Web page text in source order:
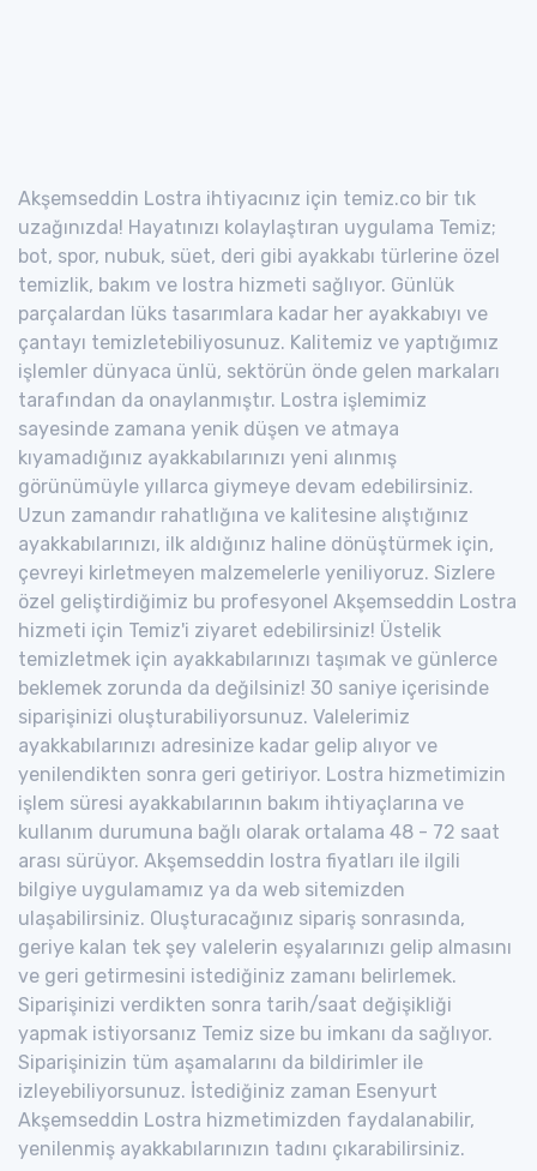
Akşemseddin Lostra ihtiyacınız için temiz.co bir tık
uzağınızda! Hayatınızı kolaylaştıran uygulama Temiz;
bot, spor, nubuk, süet, deri gibi ayakkabı türlerine özel
temizlik, bakım ve lostra hizmeti sağlıyor. Günlük
parçalardan lüks tasarımlara kadar her ayakkabıyı ve
çantayı temizletebiliyosunuz. Kalitemiz ve yaptığımız
işlemler dünyaca ünlü, sektörün önde gelen markaları
tarafından da onaylanmıştır. Lostra işlemimiz
sayesinde zamana yenik düşen ve atmaya
kıyamadığınız ayakkabılarınızı yeni alınmış
görünümüyle yıllarca giymeye devam edebilirsiniz.
Uzun zamandır rahatlığına ve kalitesine alıştığınız
ayakkabılarınızı, ilk aldığınız haline dönüştürmek için,
çevreyi kirletmeyen malzemelerle yeniliyoruz. Sizlere
özel geliştirdiğimiz bu profesyonel Akşemseddin Lostra
hizmeti için Temiz'i ziyaret edebilirsiniz! Üstelik
temizletmek için ayakkabılarınızı taşımak ve günlerce
beklemek zorunda da değilsiniz! 30 saniye içerisinde
siparişinizi oluşturabiliyorsunuz. Valelerimiz
ayakkabılarınızı adresinize kadar gelip alıyor ve
yenilendikten sonra geri getiriyor. Lostra hizmetimizin
işlem süresi ayakkabılarının bakım ihtiyaçlarına ve
kullanım durumuna bağlı olarak ortalama 48 - 72 saat
arası sürüyor. Akşemseddin lostra fiyatları ile ilgili
bilgiye uygulamamız ya da web sitemizden
ulaşabilirsiniz. Oluşturacağınız sipariş sonrasında,
geriye kalan tek şey valelerin eşyalarınızı gelip almasını
ve geri getirmesini istediğiniz zamanı belirlemek.
Siparişinizi verdikten sonra tarih/saat değişikliği
yapmak istiyorsanız Temiz size bu imkanı da sağlıyor.
Siparişinizin tüm aşamalarını da bildirimler ile
izleyebiliyorsunuz. İstediğiniz zaman Esenyurt
Akşemseddin Lostra hizmetimizden faydalanabilir,
yenilenmiş ayakkabılarınızın tadını çıkarabilirsiniz.